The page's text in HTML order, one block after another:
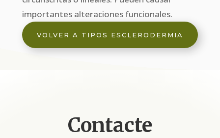
importantes alteraciones funcionales.
VOLVER A TIPOS ESCLERODERMIA
Contacte